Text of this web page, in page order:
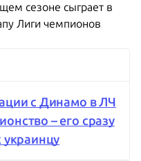
сезоне сыграет в
Лиги чемпионов
с Динамо в ЛЧ
– его сразу
украинцу